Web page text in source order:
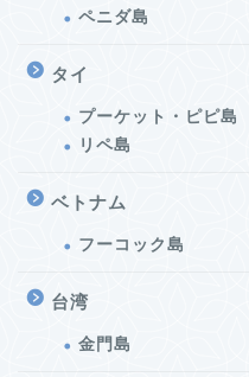
ペニダ島
タイ
プーケット・ピピ島
リペ島
ベトナム
フーコック島
台湾
金門島